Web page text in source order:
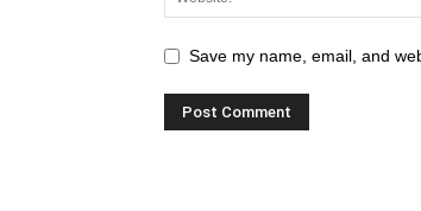
Save my name, email, and